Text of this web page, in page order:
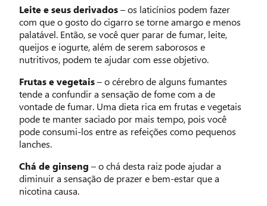
Leite e seus derivados– os laticínios podem fazer
com que o gosto do cigarro se torne amargo e menos
palatável. Então, se você quer parar de fumar, leite,
queijos e iogurte, além de serem saborosos e
nutritivos, podem te ajudar com esse objetivo.
Frutas e vegetais– o cérebro de alguns fumantes
tende a confundir a sensação de fome com a de
vontade de fumar. Uma dieta rica em frutas e vegetais
pode te manter saciado por mais tempo, pois você
pode consumi-los entre as refeições como pequenos
lanches.
Chá de ginseng – o chá desta raiz pode ajudar a
diminuir a sensação de prazer e bem-estar que a
nicotina causa.